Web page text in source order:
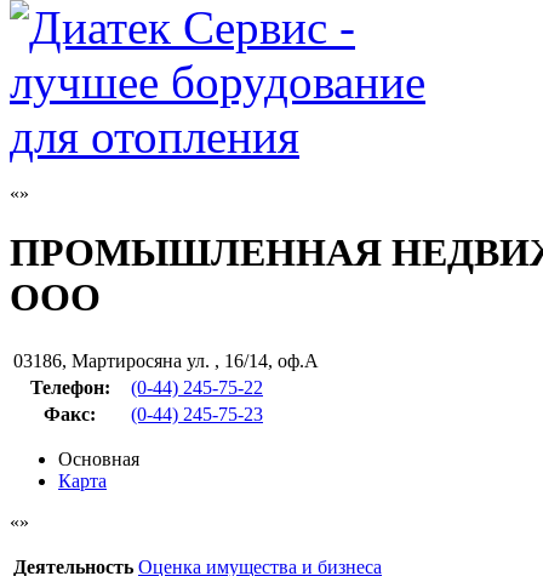
ПРОМЫШЛЕННАЯ
ООО
03186, Мартиросяна ул. , 16/14, оф.А
Телефон:
(0-44) 245-75-22
Факс: (0-44) 245-75-23
Основная
Карта
Деятельность Оценка имущества и бизнеса